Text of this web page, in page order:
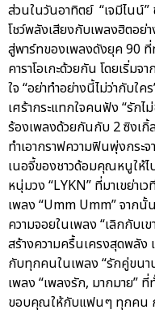
ส่วนในวันอาทิตย์ “เจมีไนน์
โชว์พลังเสียงกับเพลงฮิตอย่
สู่พาร์ทของเพลงดังยุค 90 ที่
คาราโอเกะด้วยกัน โดยเริ่มจ
ใจ “อย่าทำอย่างนี้ไม่ว่ากับใ
เศร้ากระแทกใจคนฟัง “รักไ
ร้องเพลงด้วยกันกับ 2 ซิงเกิ้
ทำเอากราฟความฟินพุ่งกระ
เนอจี้ของชาวด้อมคุณหนูให้
หนุ่มวง “LYKN” ที่มาเขย่าเ
เพลง “Umm Umm” จากนั้
ความจอยในเพลง “เลิกกับเ
สร้างความครื้นเครงสุดพลัง
กับทุกคนในเพลง “รักคู่ขนา
เพลง “เพลงรัก, มากมาย”
ขอบคุณให้กับแฟนๆ ทุกคน